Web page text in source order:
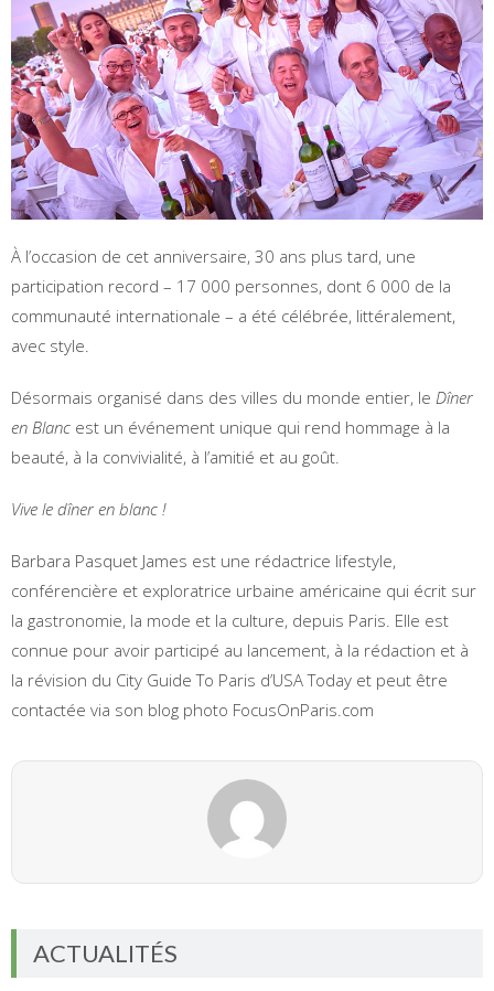
À l’occasion de cet anniversaire, 30 ans plus tard, une
participation record – 17 000 personnes, dont 6 000 de la
communauté internationale – a été célébrée, littéralement,
avec style.
Désormais organisé dans des villes du monde entier, le Dîner
en Blanc est un événement unique qui rend hommage à la
beauté, à la convivialité, à l’amitié et au goût.
Vive le dîner en blanc !
Barbara Pasquet James est une rédactrice lifestyle,
conférencière et exploratrice urbaine américaine qui écrit sur
la gastronomie, la mode et la culture, depuis Paris. Elle est
connue pour avoir participé au lancement, à la rédaction et à
la révision du City Guide To Paris d’USA Today et peut être
contactée via son blog photo FocusOnParis.com
ACTUALITÉS